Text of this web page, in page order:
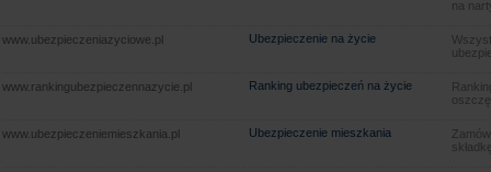
na
www.ubezpieczeniazyciowe.pl Ubezpieczenie na życie
www.rankingubezpieczennazycie.pl Ranking ubezpieczeń na życie
www.ubezpieczeniemieszkania.pl Ubezpieczenie mieszkania